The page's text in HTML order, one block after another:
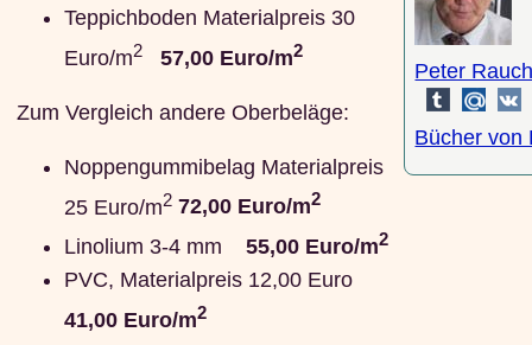
Teppichboden Materialpreis 30
Euro/m2 57,00 Euro/m2
Zum Vergleich andere Oberbeläge:
Noppengummibelag Materialpreis
25 Euro/m2 72,00 Euro/m2
Linolium 3-4 mm 55,00 Euro/m2
PVC, Materialpreis 12,00 Euro
41,00 Euro/m2
Peter
Bücher von